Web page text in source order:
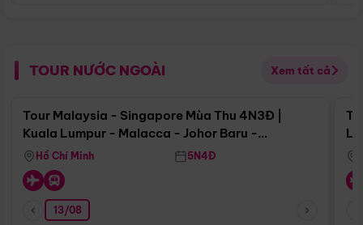
TOUR NƯỚC NGOÀI Xem tất cả
Điểm nổi bật
Tour Malaysia - Singapore Mùa Thu 4N3Đ |
Kuala Lumpur - Malacca - Johor Baru -
Singapore
Hồ Chí Minh 5N4Đ
13/08